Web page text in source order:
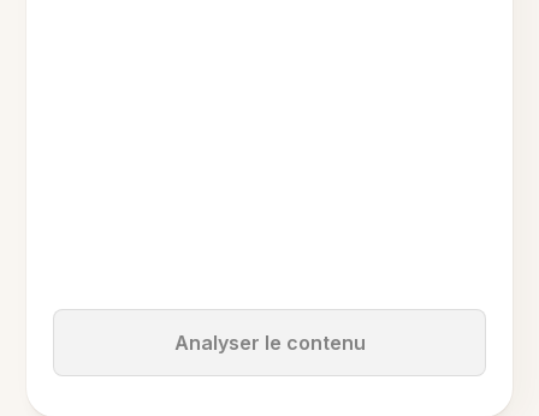
Analyser le contenu